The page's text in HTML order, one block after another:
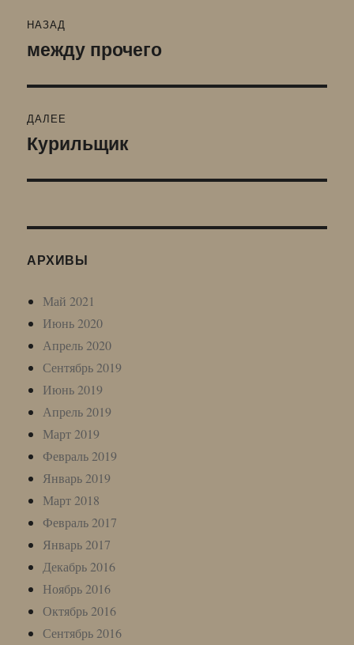
по
НАЗАД
Предыдущая
между прочего
ДАЛЕЕ
Следующая
Курильщик
АРХИВЫ
Май 2021
Июнь 2020
Апрель 2020
Сентябрь 2019
Июнь 2019
Апрель 2019
Март 2019
Февраль 2019
Январь 2019
Март 2018
Февраль 2017
Январь 2017
Декабрь 2016
Ноябрь 2016
Октябрь 2016
Сентябрь 2016